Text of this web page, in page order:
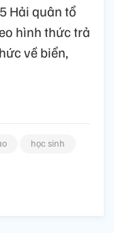
Hải quân tổ
hình thức trả
về biển,
học sinh